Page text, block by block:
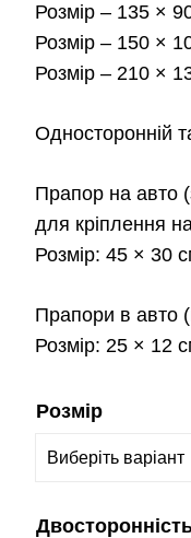
Розмір – 135 ×
Розмір – 150 ×
Розмір – 210 ×
Односторонній
Прапор на авто
для кріплення
Розмір: 45 × 30
Прапори в авто
Розмір: 25 × 12
Розмір